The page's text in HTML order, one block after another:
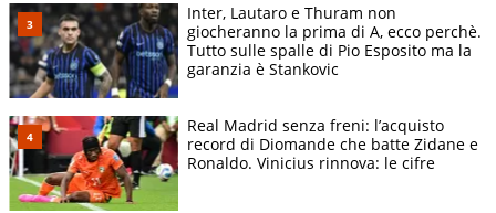
Inter, Lautaro e Thuram non
giocheranno la prima di A, ecco perchè.
Tutto sulle spalle di Pio Esposito ma la
garanzia è Stankovic
Real Madrid senza freni: l’acquisto
record di Diomande che batte Zidane e
Ronaldo. Vinicius rinnova: le cifre